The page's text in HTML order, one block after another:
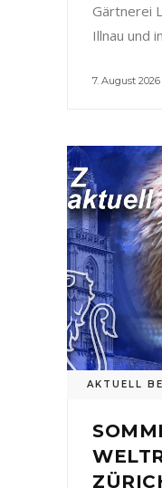
Gärtnerei
Illnau und in
7. August 2026
AKTUELL